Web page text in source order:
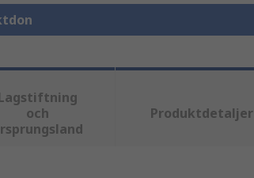
och
Produktdetaljer